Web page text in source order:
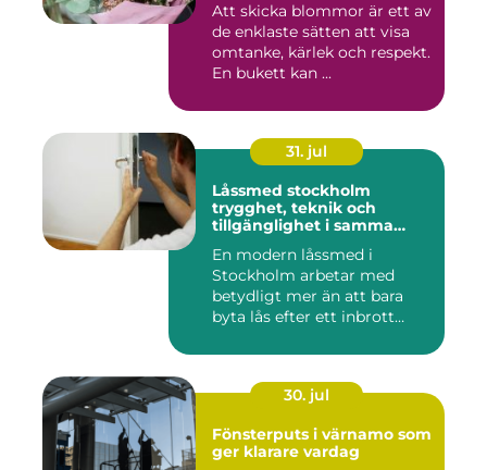
Att skicka blommor är ett av
de enklaste sätten att visa
omtanke, kärlek och respekt.
En bukett kan ...
31. jul
Låssmed stockholm
trygghet, teknik och
tillgänglighet i samma
En modern låssmed i
Stockholm arbetar med
betydligt mer än att bara
byta lås efter ett inbrott
30. jul
Fönsterputs i värnamo som
ger klarare vardag